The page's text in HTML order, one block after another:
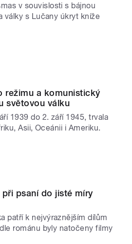
v souvislosti s bájnou
války s Lučany úkryt kníže
režimu a komunistický
světovou válku
1939 do 2. září 1945, trvala
Asii, Oceánii i Ameriku.
psaní do jisté míry
patří k nejvýraznějším dílům
románu byly natočeny filmy